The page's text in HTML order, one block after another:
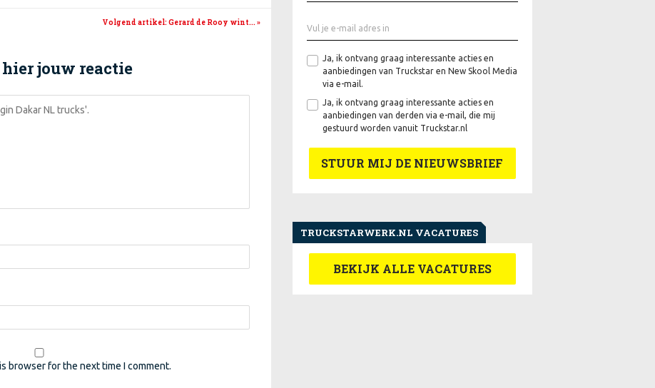
Volgend artikel: Gerard de Rooy wint...»
jouw reactie
browser for the next time I comment.
Ja, ik ontvang graag interessante acties en
aanbiedingen van Truckstar en New Skool Media
via e-mail.
Ja, ik ontvang graag interessante acties en
aanbiedingen van derden via e-mail, die mij
gestuurd worden vanuit Truckstar.nl
STUUR MIJ DE NIEUWSBRIEF
TRUCKSTARWERK.NL VACATURES
BEKIJK ALLE VACATURES